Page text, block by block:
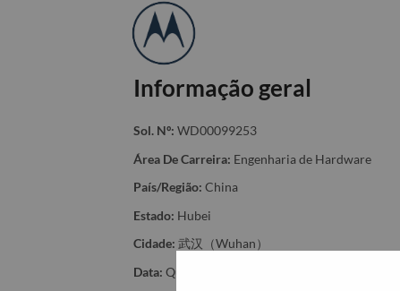
Informação geral
Sol. Nº: WD00099253
Área De Carreira: Engenharia de Hardware
País/Região: China
Estado: Hubei
Cidade: 武汉（Wuhan）
Data: Quinta, Maio 21, 2026